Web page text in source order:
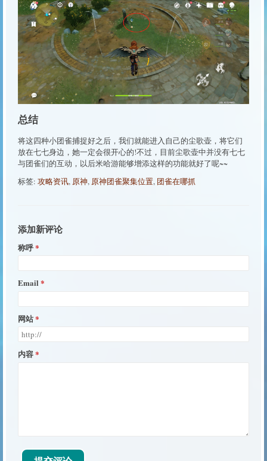
总结
将这四种小团雀捕捉好之后，我们就能进入自己的尘歌壶，将它们
放在七七身边，她一定会很开心的!不过，目前尘歌壶中并没有七七
与团雀们的互动，以后米哈游能够增添这样的功能就好了呢~~
标签: 攻略资讯, 原神, 原神团雀聚集位置, 团雀在哪抓
添加新评论
称呼
Email
网站
内容